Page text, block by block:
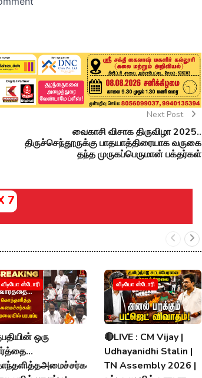
Next Post
வைகாசி விசாக திருவிழா 2025..
திருச்செந்தூருக்கு பாதயாத்திரையாக வருகை
தந்த முருகப்பெருமான் பக்தர்கள்
7
வீடியோ ஸ்டோரி
ஒரு
வீடியோ ஸ்டோரி
🔴LIVE : CM Vijay |
Udhayanidhi Stalin |
TN Assembly 2026 |